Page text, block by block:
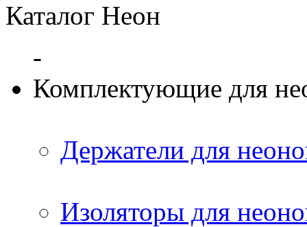
Каталог Неон
-
Комплектующие для
Держатели для
Изоляторы для